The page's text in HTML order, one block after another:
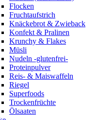
Flocken
Fruchtaufstrich
Knäckebrot & Zwieback
Konfekt & Pralinen
Krunchy & Flakes
Müsli
Nudeln -glutenfrei-
Proteinpulver
Reis- & Maiswaffeln
Riegel
Superfoods
Trockenfrüchte
Ölsaaten